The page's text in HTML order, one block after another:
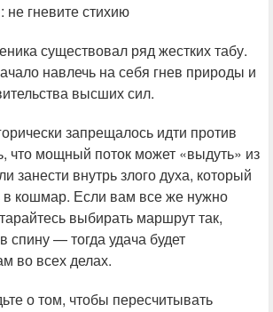
не гневите стихию
существовал ряд жестких табу.
навлечь на себя гнев природы и
высших сил.
запрещалось идти против
что мощный поток может «выдуть» из
занести внутрь злого духа, который
в кошмар. Если вам все же нужно
выбирать маршрут так,
спину — тогда удача будет
во всех делах.
о том, чтобы пересчитывать